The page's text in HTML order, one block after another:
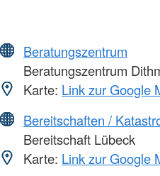
Beratungszentrum
Beratungszentrum
Karte: Link zur Google
Bereitschaften /
Bereitschaft Lübeck
Karte: Link zur Google